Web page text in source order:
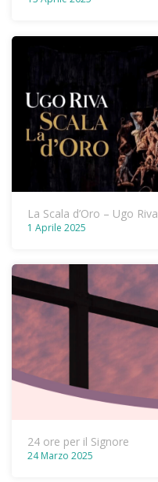
La Scala d’Oro – Ugo Riva
1 Aprile 2025
24 ore per il Signore
24 Marzo 2025